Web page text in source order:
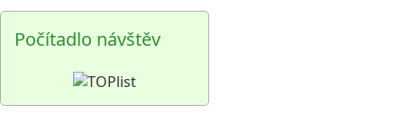
Počítadlo návštěv